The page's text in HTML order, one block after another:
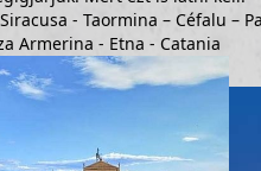
- Taormina – Céfalu –
Armerina - Etna - Catania